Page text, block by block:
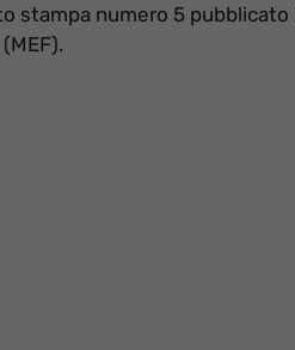
stampa numero 5